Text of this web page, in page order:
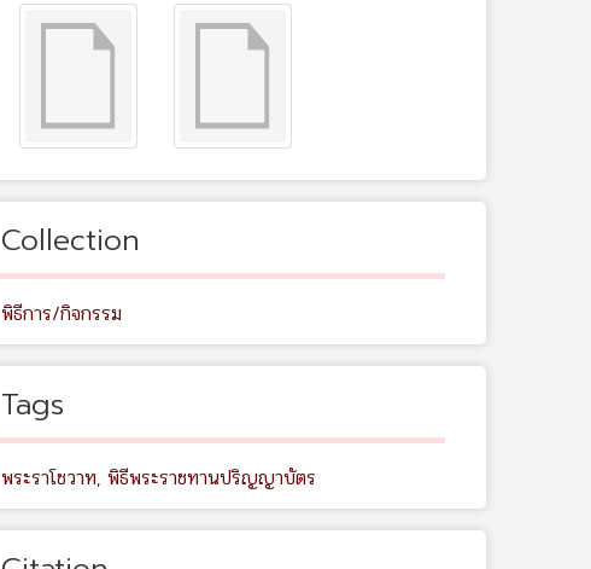
Collection
พิธีการ/กิจกรรม
Tags
พระราโชวาท, พิธีพระราชทานปริญญาบัตร